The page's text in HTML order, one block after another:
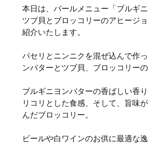
本日は、バールメニュー「ブルギ
ツブ貝とブロッコリーのアヒージ
紹介いたします。
パセリとニンニクを混ぜ込んで作
ンバターとツブ貝、ブロッコリーの
ブルギニヨンバターの香ばしい香
リコリとした食感、そして、旨味
んだブロッコリー。
ビールや白ワインのお供に最適な逸